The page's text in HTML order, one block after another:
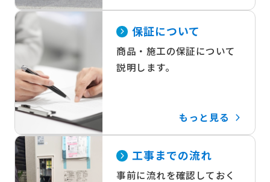
保証について
商品・施工の保証について
説明します。
もっと見る
工事までの流れ
事前に流れを確認しておく